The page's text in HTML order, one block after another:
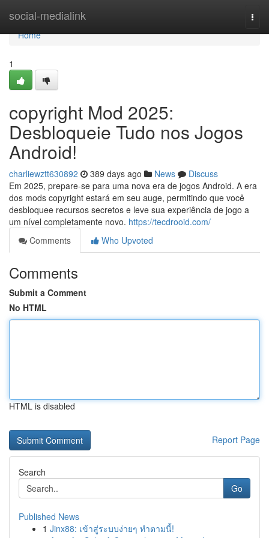
social-medialink
Home
Home
1
copyright Mod 2025:
Desbloqueie Tudo nos Jogos
Android!
charliewztt630892 389 days ago News
Discuss
Em 2025, prepare-se para uma nova era de jogos Android. A era
dos mods copyright estará em seu auge, permitindo que você
desbloquee recursos secretos e leve sua experiência de jogo a
um nível completamente novo. https://tecdrooid.com/
Comments
Who Upvoted
Comments
Submit a Comment
No HTML
HTML is disabled
Report Page
Search
Go
Published News
1 Jinx88: เข้าสู่ระบบง่ายๆ ทำตามนี้!